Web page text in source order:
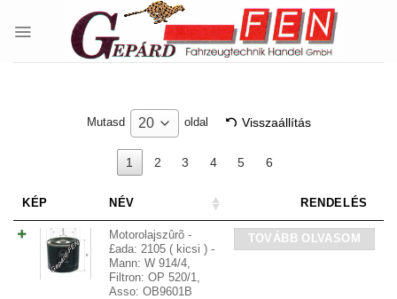
Mutasd 20 oldal Visszaállítás
1 2 3 4 5 6
KÉP NÉV RENDELÉS
Motorolajszûrõ -
£ada: 2105 ( kicsi ) -
Mann: W 914/4,
Filtron: OP 520/1,
Asso: OB9601B
TOVÁBB OLVASOM